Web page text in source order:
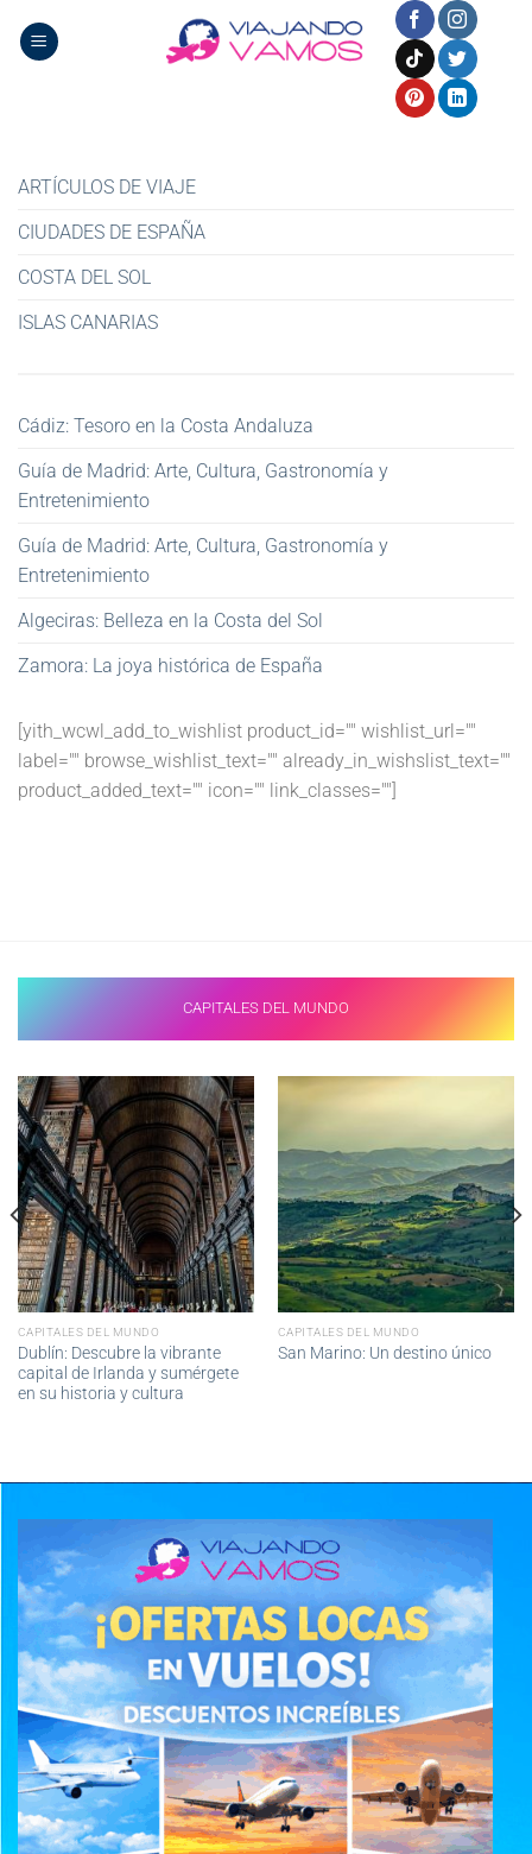
ARTÍCULOS DE VIAJE
CIUDADES DE ESPAÑA
COSTA DEL SOL
ISLAS CANARIAS
Cádiz: Tesoro en la Costa Andaluza
Guía de Madrid: Arte, Cultura, Gastronomía y
Entretenimiento
Guía de Madrid: Arte, Cultura, Gastronomía y
Entretenimiento
Algeciras: Belleza en la Costa del Sol
Zamora: La joya histórica de España
[yith_wcwl_add_to_wishlist product_id="" wishlist_url=""
label="" browse_wishlist_text="" already_in_wishslist_text=""
product_added_text="" icon="" link_classes=""]
CAPITALES DEL MUNDO
CAPITALES DEL MUNDO
Dublín: Descubre la vibrante
capital de Irlanda y sumérgete
en su historia y cultura
CAPITALES DEL MUNDO
San Marino: Un destino único